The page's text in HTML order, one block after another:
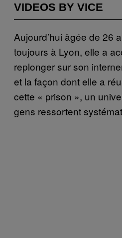
VIDEOS BY VICE
Aujourd’hui âgée de 26
toujours à Lyon, elle a
replonger sur son
et la façon dont elle a
cette « prison », un
gens ressortent